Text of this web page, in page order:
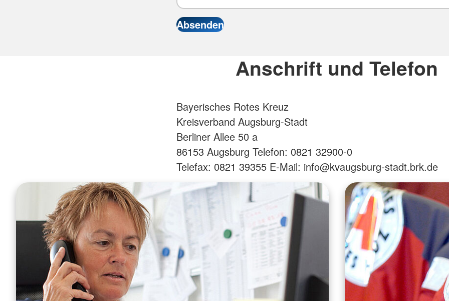
Anschrift und Telefon
Bayerisches Rotes Kreuz
Kreisverband Augsburg-Stadt
Berliner Allee 50 a
86153 Augsburg Telefon: 0821 32900-0
Telefax: 0821 39355 E-Mail: info@kvaugsburg-stadt.brk.de